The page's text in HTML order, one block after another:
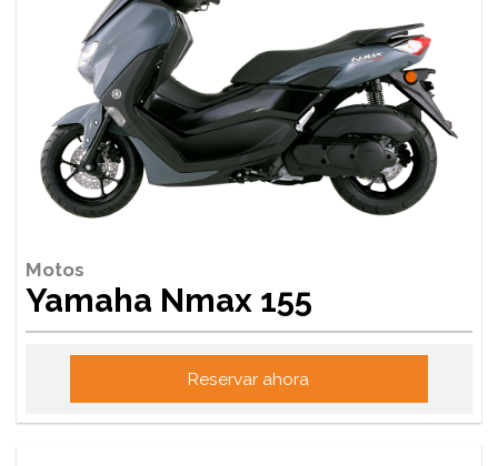
Motos
Yamaha Nmax 155
Reservar ahora